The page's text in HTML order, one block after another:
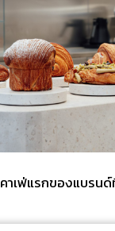
ชำนาญค้า
manchester-
borussia-
today-
news-jadon-
าเฟ่แรกของแบรน